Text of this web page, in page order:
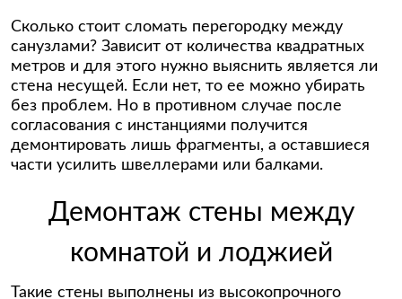
Сколько стоит сломать перегородку между
санузлами? Зависит от количества квадратных
метров и для этого нужно выяснить является ли
стена несущей. Если нет, то ее можно убирать
без проблем. Но в противном случае после
согласования с инстанциями получится
демонтировать лишь фрагменты, а оставшиеся
части усилить швеллерами или балками.
Демонтаж стены между
комнатой и лоджией
Такие стены выполнены из высокопрочного